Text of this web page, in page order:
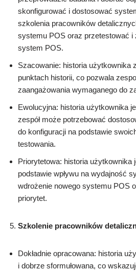
skonfigurować i dostosować
szkolenia pracowników
systemu POS oraz przetestować
system POS.
Szacowanie: historia użytkownika
punktach historii, co pozwala
zaangażowania wymaganego do
Ewolucyjna: historia użytkownika
zespół może potrzebować
do konfiguracji na podstawie
testowania.
Priorytetowa: historia użytkownika
podstawie wpływu na wydajność
wdrożenie nowego systemu POS
priorytet.
Szkolenie pracowników
Dokładnie opracowana: historia
i dobrze sformułowana, co